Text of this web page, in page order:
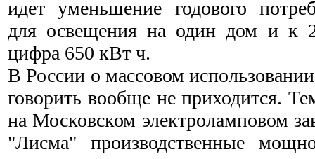
идет уменьшение годового
для освещения на один дом и к
цифра 650 кВт ч.
В России о массовом
говорить вообще не приходится.
на Московском электроламповом
"Лисма" производственные